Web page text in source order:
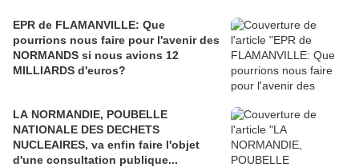
EPR de FLAMANVILLE: Que
pourrions nous faire pour l'avenir des
NORMANDS si nous avions 12
MILLIARDS d'euros?
LA NORMANDIE, POUBELLE
NATIONALE DES DECHETS
NUCLEAIRES, va enfin faire l'objet
d'une consultation publique...